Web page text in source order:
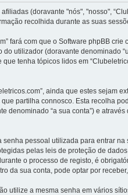
(doravante "nós", "nosso",
recolhida durante as suas
fará com que o Software phpBB
utilizador (doravante denominado
tenha tópicos lidos em
ainda que estes sejam
partilha connosco. Esta recolha
denominado “a sua conta”) e
pessoal utilizada para entrar
pelas leis de proteção de
o processo de registo, é
da sua conta, pode optar por
a mesma senha em vários